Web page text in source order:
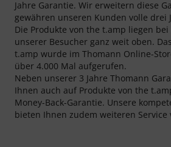
Jahre Garantie. Wir erweitern diese
gewähren unseren Kunden volle drei
Die Produkte von the t.amp liegen
unserer Besucher ganz weit oben.
t.amp wurde im Thomann Online-
über 4.000 Mal aufgerufen.
Neben unserer 3 Jahre Thomann
Ihnen auch auf Produkte von the
Money-Back-Garantie. Unsere
bieten Ihnen zudem weiteren Service